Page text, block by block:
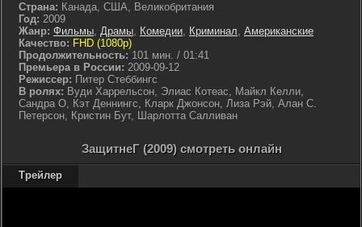
Страна: Канада, США, Великобритания
Год: 2009
Жанр: Фильмы, Драмы, Комедии, Криминал, Американские
Качество: FHD (1080p)
Продолжительность: 101 мин. / 01:41
Премьера в России: 2009-09-12
Режиссер: Питер Стеббингс
В ролях: Вуди Харрельсон, Элиас Котеас, Майкл Келли,
Сандра О, Кэт Деннингс, Кларк Джонсон, Лиза Рэй, Алан С.
Петерсон, Кристин Бут, Шарлотта Салливан
ЗащитнеГ (2009) смотреть онлайн
Трейлер